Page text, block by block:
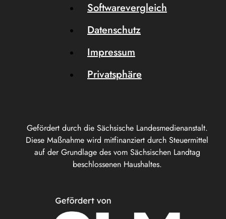
Gefördert durch die Sächsische Landesmedienanstalt.
Diese Maßnahme wird mitfinanziert durch Steuermittel
auf der Grundlage des vom Sächsischen Landtag
beschlossenen Haushaltes.
Softwarevergleich
Datenschutz
Impressum
Privatsphäre